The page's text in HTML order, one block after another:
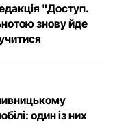
"Доступ.
знову йде
один із них